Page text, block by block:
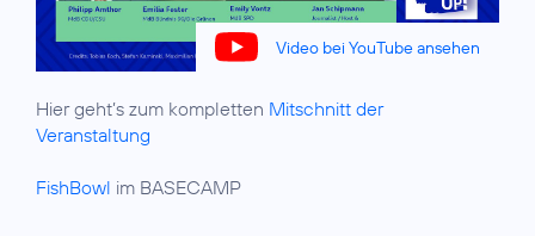
Video bei YouTube ansehen
Hier geht’s zum kompletten Mitschnitt der
Veranstaltung
FishBowl im BASECAMP